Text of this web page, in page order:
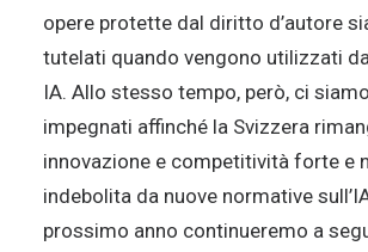
opere protette dal diritto d’autore
tutelati quando vengono utilizzati
IA. Allo stesso tempo, però, ci
impegnati affinché la Svizzera
innovazione e competitività forte e
indebolita da nuove normative
prossimo anno continueremo a